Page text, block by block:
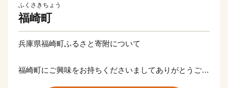
ふくさきちょう
福崎町
兵庫県福崎町ふるさと寄附について
福崎町にご興味をお持ちくださいましてありがとうござ